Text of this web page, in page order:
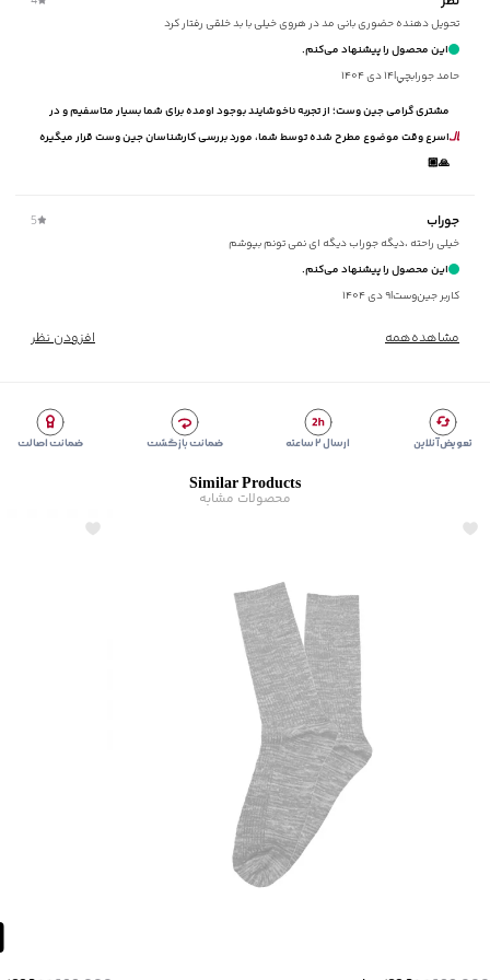
تحویل دهنده حضوری بانی مد در هروی خیلی با بد خلقی رفتار کرد
این محصول را پیشنهاد می‌کنم.
حامد جورابچي|۱۴ دی ۱۴۰۴
مشتری گرامی جین وست؛ از تجربه ناخوشایند بوجود اومده برای شما بسیار متاسفیم و در
اسرع وقت موضوع مطرح شده توسط شما، مورد بررسی کارشناسان جین وست قرار میگیره
🙏🏼
جوراب 5
خیلی راحته ،دیگه جوراب دیگه ای نمی تونم بپوشم
این محصول را پیشنهاد می‌کنم.
کاربر جین‌وست|۹ دی ۱۴۰۴
مشاهده‌همه افزودن نظر
تعویض آنلاین ارسال ۲ ساعته ضمانت بازگشت ضمانت اصالت
Similar Products
محصولات مشابه